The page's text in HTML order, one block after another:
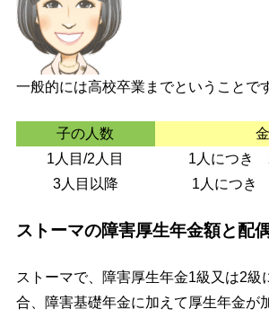
一般的には高校卒業までということで
子の人数
1人目/2人目
1人につき
3人目以降
1人につき
ストーマの障害厚生年金額と配
ストーマで、障害厚生年金1級又は2級
合、障害基礎年金に加えて厚生年金が